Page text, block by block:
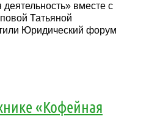
вместе с
Татьяной
Юридический форум
«Кофейная